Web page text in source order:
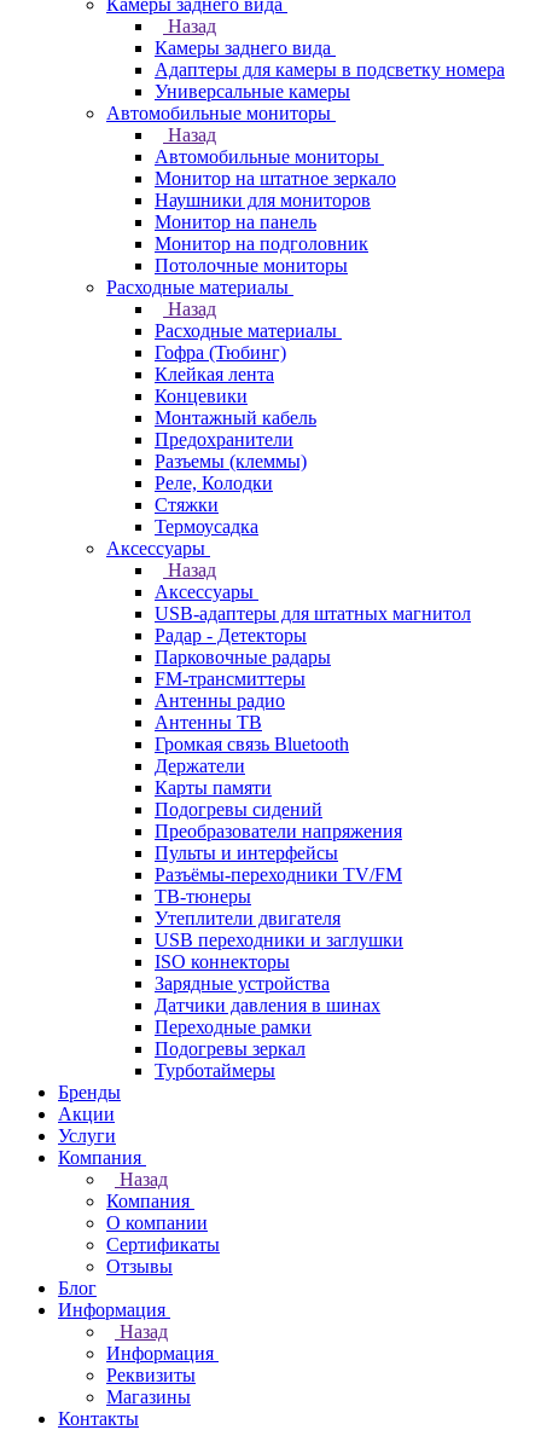
Камеры заднего вида
Назад
Камеры заднего вида
Адаптеры для камеры в подсветку номера
Универсальные камеры
Автомобильные мониторы
Назад
Автомобильные мониторы
Монитор на штатное зеркало
Наушники для мониторов
Монитор на панель
Монитор на подголовник
Потолочные мониторы
Расходные материалы
Назад
Расходные материалы
Гофра (Тюбинг)
Клейкая лента
Концевики
Монтажный кабель
Предохранители
Разъемы (клеммы)
Реле, Колодки
Стяжки
Термоусадка
Аксессуары
Назад
Аксессуары
USB-адаптеры для штатных магнитол
Радар - Детекторы
Парковочные радары
FM-трансмиттеры
Антенны радио
Антенны ТВ
Громкая связь Bluetooth
Держатели
Карты памяти
Подогревы сидений
Преобразователи напряжения
Пульты и интерфейсы
Разъёмы-переходники TV/FM
ТВ-тюнеры
Утеплители двигателя
USB переходники и заглушки
ISO коннекторы
Зарядные устройства
Датчики давления в шинах
Переходные рамки
Подогревы зеркал
Турботаймеры
Бренды
Акции
Услуги
Компания
Назад
Компания
О компании
Сертификаты
Отзывы
Блог
Информация
Назад
Информация
Реквизиты
Магазины
Контакты